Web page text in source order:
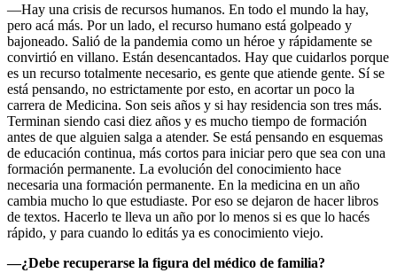
—Hay una crisis de recursos humanos. En todo el mundo la hay,
pero acá más. Por un lado, el recurso humano está golpeado y
bajoneado. Salió de la pandemia como un héroe y rápidamente se
convirtió en villano. Están desencantados. Hay que cuidarlos porque
es un recurso totalmente necesario, es gente que atiende gente. Sí se
está pensando, no estrictamente por esto, en acortar un poco la
carrera de Medicina. Son seis años y si hay residencia son tres más.
Terminan siendo casi diez años y es mucho tiempo de formación
antes de que alguien salga a atender. Se está pensando en esquemas
de educación continua, más cortos para iniciar pero que sea con una
formación permanente. La evolución del conocimiento hace
necesaria una formación permanente. En la medicina en un año
cambia mucho lo que estudiaste. Por eso se dejaron de hacer libros
de textos. Hacerlo te lleva un año por lo menos si es que lo hacés
rápido, y para cuando lo editás ya es conocimiento viejo.
—¿Debe recuperarse la figura del médico de familia?